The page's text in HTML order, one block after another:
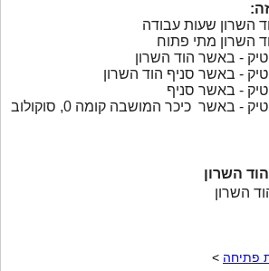
השרון שעות עבודה
השרון מתי פתוח
- באשר הוד השרון
- באשר סניף הוד השרון
- באשר סניף
שעות פתיחה גבינות בוטיק - באשר כיכר המושבה קומה 0, סוקולוב
השרון
השרון
פתיחה >